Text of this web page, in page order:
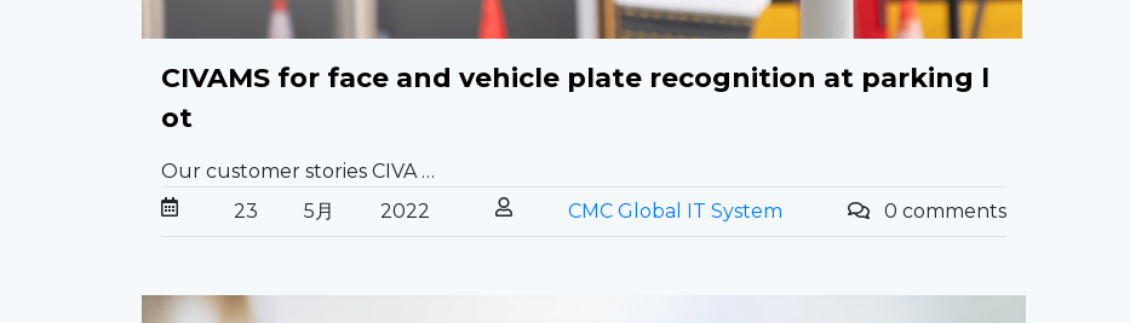
CIVAMS for face and vehicle plate recognition at parking l
ot
Our customer stories CIVA …
23
5月 2022 CMC Global IT System 0 comments